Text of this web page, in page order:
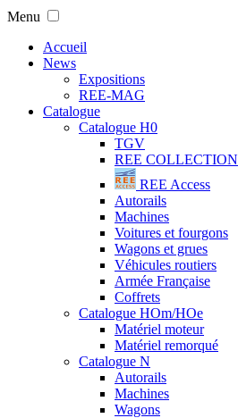
Menu
Accueil
News
Expositions
REE-MAG
Catalogue
Catalogue H0
TGV
REE COLLECTION
REE Access
Autorails
Machines
Voitures et fourgons
Wagons et grues
Véhicules routiers
Armée Française
Coffrets
Catalogue HOm/HOe
Matériel moteur
Matériel remorqué
Catalogue N
Autorails
Machines
Wagons